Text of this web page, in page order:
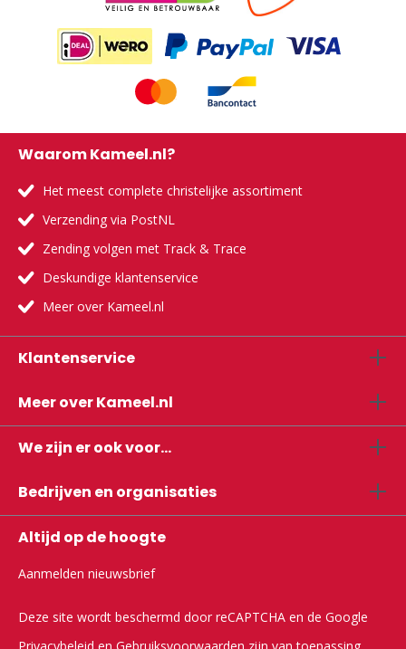
Waarom Kameel.nl?
Het meest complete christelijke assortiment
Verzending via PostNL
Zending volgen met Track & Trace
Deskundige klantenservice
Meer over Kameel.nl
Klantenservice
Meer over Kameel.nl
We zijn er ook voor...
Bedrijven en organisaties
Altijd op de hoogte
Aanmelden nieuwsbrief
Deze site wordt beschermd door reCAPTCHA en de Google